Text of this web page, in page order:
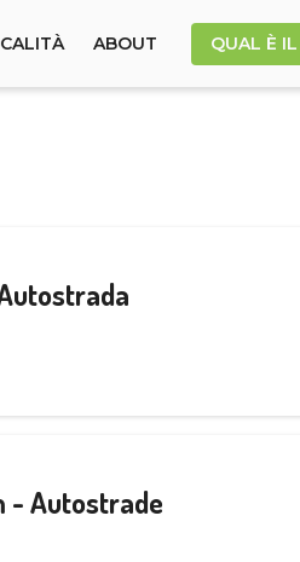
ABOUT QUAL È
- Autostrade